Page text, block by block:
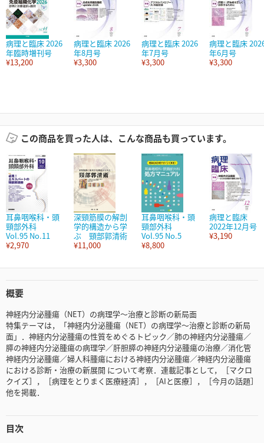
病理と臨床 2026
年臨時増刊号
¥13,200
病理と臨床 2026
年8月号
¥3,300
病理と臨床 2026
年7月号
¥3,300
病理と臨床
年6月号
¥3,300
この商品を買った人は、こんな商品も買っています。
耳鼻咽喉科・頭
頸部外科
Vol.95 No.11
¥2,970
深頸筋膜の解剖
学的構造から学
ぶ 頸部郭清術
¥11,000
耳鼻咽喉科・頭
頸部外科
Vol.95 No.5
¥8,800
病理と臨床
2022年12月号
¥3,190
概要
神経内分泌腫瘍（NET）の病理学～治療と診断の新局面
特集テーマは，「神経内分泌腫瘍（NET）の病理学～治療と診断の新局
面」．神経内分泌腫瘍の性質をめぐるトピック／肺の神経内分泌腫瘍／
膵の神経内分泌腫瘍の病理学／肝胆膵の神経内分泌腫瘍の治療／消化管
神経内分泌腫瘍／婦人科腫瘍における神経内分泌腫瘍／神経内分泌腫瘍
における診断・治療の新展開 について考察．連載記事として，［マクロ
クイズ］，［病理をとりまく医療経済］，［AIと医療］，［今月の話題］
他を掲載．
目次